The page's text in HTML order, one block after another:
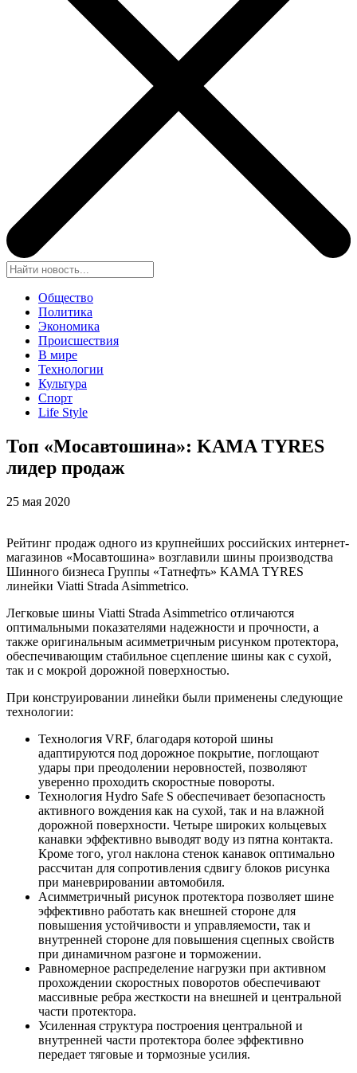
Общество
Политика
Экономика
Происшествия
В мире
Технологии
Культура
Спорт
Life Style
Топ «Мосавтошина»: KAMA TYRES
лидер продаж
25 мая 2020
Рейтинг продаж одного из крупнейших российских интернет-
магазинов «Мосавтошина» возглавили шины производства
Шинного бизнеса Группы «Татнефть» KAMA TYRES
линейки Viatti Strada Asimmetrico.
Легковые шины Viatti Strada Asimmetrico отличаются
оптимальными показателями надежности и прочности, а
также оригинальным асимметричным рисунком протектора,
обеспечивающим стабильное сцепление шины как с сухой,
так и с мокрой дорожной поверхностью.
При конструировании линейки были применены следующие
технологии:
Технология VRF, благодаря которой шины
адаптируются под дорожное покрытие, поглощают
удары при преодолении неровностей, позволяют
уверенно проходить скоростные повороты.
Технология Hydro Safe S обеспечивает безопасность
активного вождения как на сухой, так и на влажной
дорожной поверхности. Четыре широких кольцевых
канавки эффективно выводят воду из пятна контакта.
Кроме того, угол наклона стенок канавок оптимально
рассчитан для сопротивления сдвигу блоков рисунка
при маневрировании автомобиля.
Асимметричный рисунок протектора позволяет шине
эффективно работать как внешней стороне для
повышения устойчивости и управляемости, так и
внутренней стороне для повышения сцепных свойств
при динамичном разгоне и торможении.
Равномерное распределение нагрузки при активном
прохождении скоростных поворотов обеспечивают
массивные ребра жесткости на внешней и центральной
части протектора.
Усиленная структура построения центральной и
внутренней части протектора более эффективно
передает тяговые и тормозные усилия.